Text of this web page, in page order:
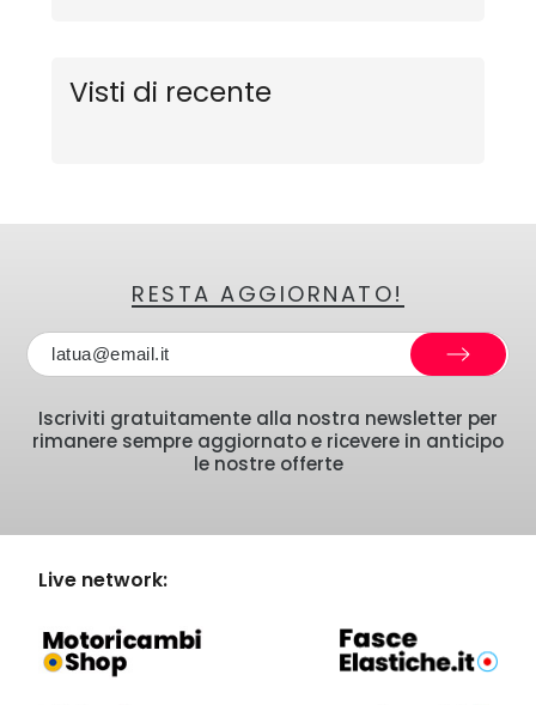
Visti di recente
RESTA AGGIORNATO!
Iscriviti gratuitamente alla nostra newsletter per
rimanere sempre aggiornato e ricevere in anticipo
le nostre offerte
Live network: